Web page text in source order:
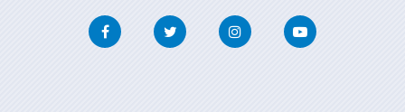
FacebookTwitter InstagramYoutube